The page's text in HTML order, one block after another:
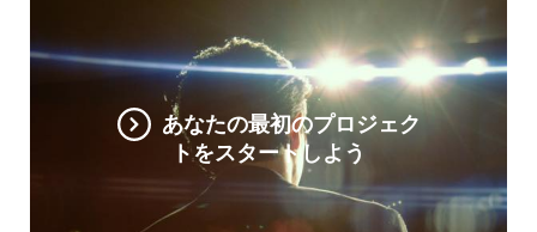
あなたの最初のプロジェク
トをスタートしよう